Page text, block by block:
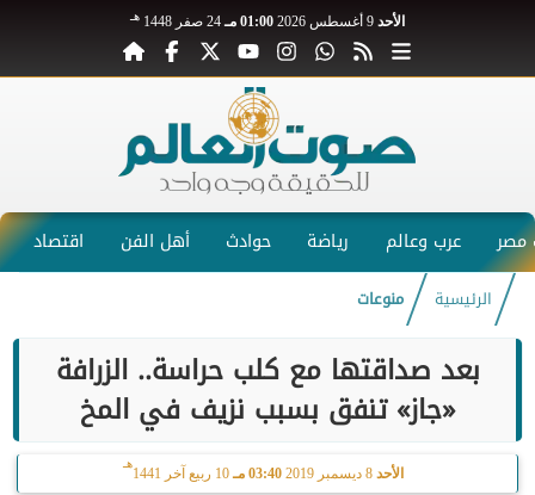
الأحد 01:00 مـ 24 صفر 1448 هـ
عرب وعالم رياضة حوادث أهل الفن اقتصاد
الرئيسية منوعات
بعد صداقتها مع كلب حراسة.. الزرافة
«جاز» تنفق بسبب نزيف في المخ
الأحد 8 ديسمبر 2019 03:40 مـ 10 ربيع آخر 1441
هـ